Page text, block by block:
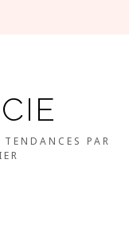
PAR